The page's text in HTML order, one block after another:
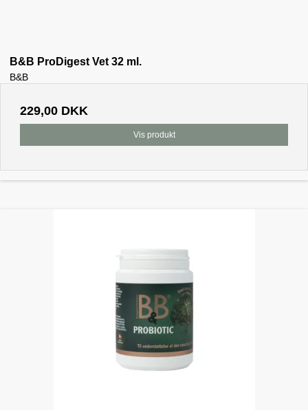
B&B ProDigest Vet 32 ml.
B&B
229,00 DKK
Vis produkt